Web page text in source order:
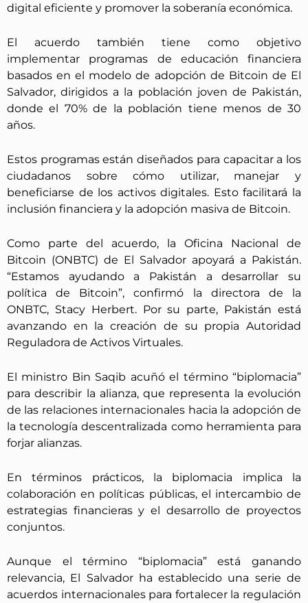
digital eficiente y promover la soberanía económica.
El acuerdo también tiene como objetivo
implementar programas de educación financiera
basados en el modelo de adopción de Bitcoin de El
Salvador, dirigidos a la población joven de Pakistán,
donde el 70% de la población tiene menos de 30
años.
Estos programas están diseñados para capacitar a los
ciudadanos sobre cómo utilizar, manejar y
beneficiarse de los activos digitales. Esto facilitará la
inclusión financiera y la adopción masiva de Bitcoin.
Como parte del acuerdo, la Oficina Nacional de
Bitcoin (ONBTC) de El Salvador apoyará a Pakistán.
“Estamos ayudando a Pakistán a desarrollar su
política de Bitcoin”, confirmó la directora de la
ONBTC, Stacy Herbert. Por su parte, Pakistán está
avanzando en la creación de su propia Autoridad
Reguladora de Activos Virtuales.
El ministro Bin Saqib acuñó el término “biplomacia”
para describir la alianza, que representa la evolución
de las relaciones internacionales hacia la adopción de
la tecnología descentralizada como herramienta para
forjar alianzas.
En términos prácticos, la biplomacia implica la
colaboración en políticas públicas, el intercambio de
estrategias financieras y el desarrollo de proyectos
conjuntos.
Aunque el término “biplomacia” está ganando
relevancia, El Salvador ha establecido una serie de
acuerdos internacionales para fortalecer la regulación